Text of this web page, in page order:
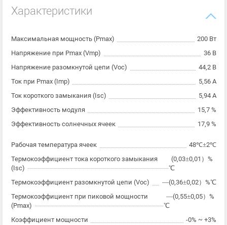
Характеристики
Максимальная мощность (Pmax)
200 Вт
Напряжение при Pmax (Vmp)
36 В
Напряжение разомкнутой цепи (Voc)
44,2 В
Ток при Pmax (Imp)
5,56 А
Ток короткого замыкания (Isc)
5,94 А
Эффективность модуля
15,7 %
Эффективность солнечных ячеек
17,9 %
Рабочая температура ячеек
48℃±2℃
Термокоэффициент тока короткого замыкания
(Isc)
(0,03±0,01）%
℃
Термокоэффициент разомкнутой цепи (Voc)
—(0,36±0,02）%℃
Термокоэффициент при пиковой мощности
(Pmax)
—(0,55±0,05）%
℃
Коэффициент мощности
-0% ~ +3%